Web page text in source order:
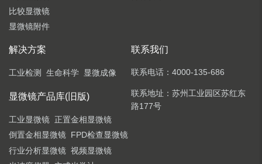
比较显微镜
显微镜附件
解决方案
工业检测 生命科学 显微成像
显微镜产品库(旧版)
工业显微镜 正置金相显微镜
倒置金相显微镜 FPD检查显微镜
行业分析显微镜 视频显微镜
联系我们
联系电话： 4000-135-686
联系地址： 苏州工业园区苏红东
路177号